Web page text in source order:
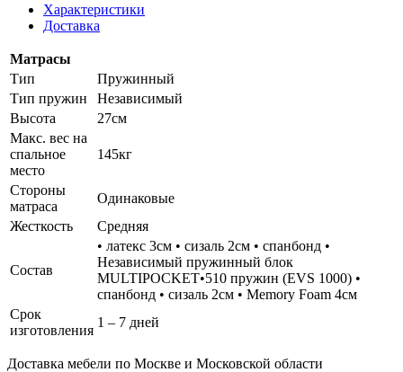
Характеристики
Доставка
Матрасы
Тип
Пружинный
Тип пружин
Независимый
Высота
27см
Макс. вес на
спальное
место
145кг
Стороны
матраса
Одинаковые
Жесткость
Средняя
Состав
• латекс 3см • сизаль 2см • спанбонд •
Независимый пружинный блок
MULTIPOCKET•510 пружин (EVS 1000) •
спанбонд • сизаль 2см • Memory Foam 4см
Срок
изготовления
1 – 7 дней
Доставка мебели по Москве и Московской области